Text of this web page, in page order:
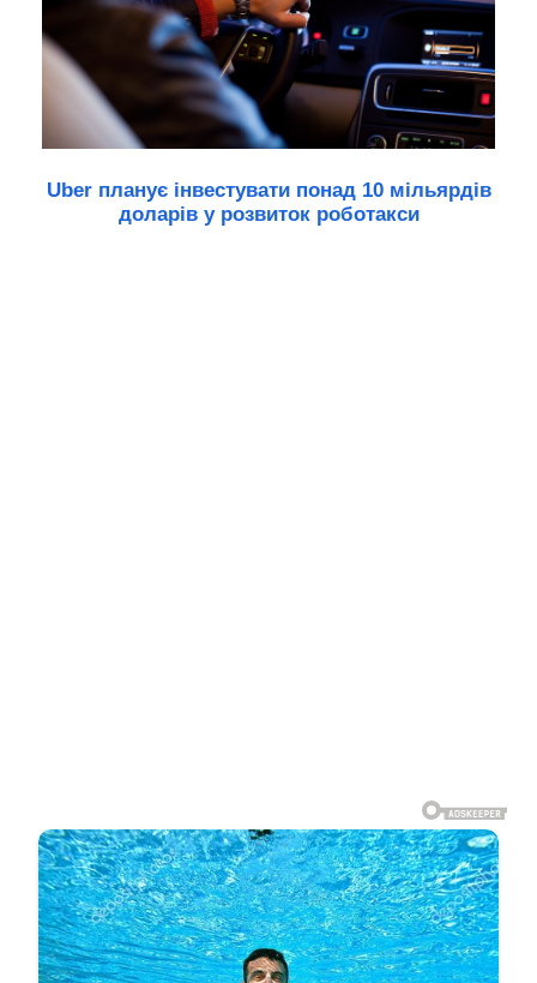
Uber планує інвестувати понад 10 мільярдів
доларів у розвиток роботакси